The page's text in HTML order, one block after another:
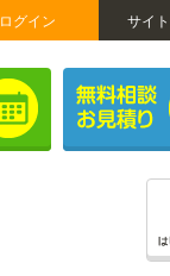
サイ
ログイン